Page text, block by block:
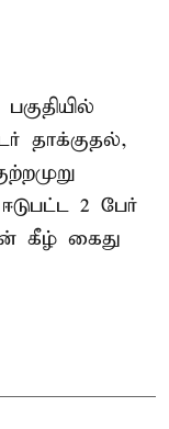
தாக்குதல்,
2 பேர்
கீழ் கைது